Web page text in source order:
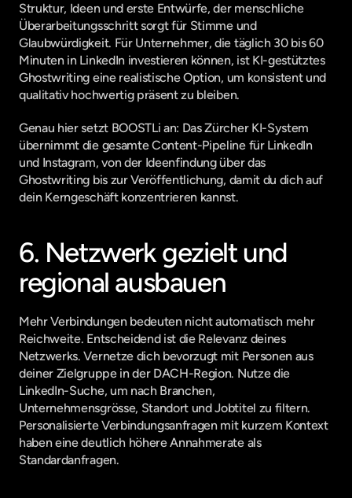
Struktur, Ideen und erste Entwürfe, der menschliche
Überarbeitungsschritt sorgt für Stimme und
Glaubwürdigkeit. Für Unternehmer, die täglich 30 bis 60
Minuten in LinkedIn investieren können, ist KI-gestütztes
Ghostwriting eine realistische Option, um konsistent und
qualitativ hochwertig präsent zu bleiben.
Genau hier setzt BOOSTLi an: Das Zürcher KI-System
übernimmt die gesamte Content-Pipeline für LinkedIn
und Instagram, von der Ideenfindung über das
Ghostwriting bis zur Veröffentlichung, damit du dich auf
dein Kerngeschäft konzentrieren kannst.
6. Netzwerk gezielt und
regional ausbauen
Mehr Verbindungen bedeuten nicht automatisch mehr
Reichweite. Entscheidend ist die Relevanz deines
Netzwerks. Vernetze dich bevorzugt mit Personen aus
deiner Zielgruppe in der DACH-Region. Nutze die
LinkedIn-Suche, um nach Branchen,
Unternehmensgrösse, Standort und Jobtitel zu filtern.
Personalisierte Verbindungsanfragen mit kurzem Kontext
haben eine deutlich höhere Annahmerate als
Standardanfragen.